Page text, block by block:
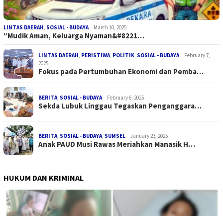
LINTAS DAERAH SOSIAL - BUDAYA March 10, 2025
“Mudik Aman, Keluarga Nyaman&#8221…
LINTAS DAERAH PERISTIWA POLITIK SOSIAL - BUDAYA
February 7,
2025
Fokus pada Pertumbuhan Ekonomi dan Pemba…
BERITA SOSIAL - BUDAYA February 6, 2025
Sekda Lubuk Linggau Tegaskan Penganggara…
BERITA SOSIAL - BUDAYA SUMSEL January 23, 2025
Anak PAUD Musi Rawas Meriahkan Manasik H…
HUKUM DAN KRIMINAL